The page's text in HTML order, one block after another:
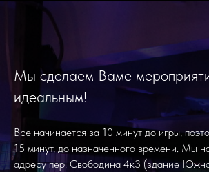
Мы сделаем Ваме
идеальным!
Все начинается за 10 минут до игры,
15 минут, до назначенного времени. Мы
адресу пер. Свободина 4к3 (здание